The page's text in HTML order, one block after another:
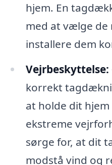
hjem. En
med at vælge de
installere dem
Vejrbeskyttelse:
korrekt
at holde dit
ekstreme
sørge for, at dit
modstå vind og